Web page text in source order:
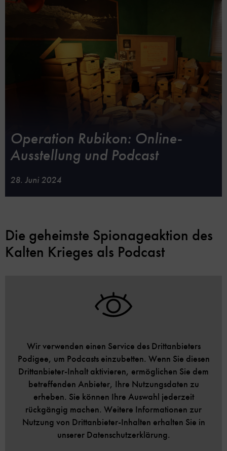
Operation Rubikon: Online-
Ausstellung und Podcast
28. Juni 2024
Die geheimste Spionageaktion des
Kalten Krieges als Podcast
Wir verwenden einen Service des Drittanbieters
Podigee, um Podcasts einzubetten. Wenn Sie diesen
Drittanbieter-Inhalt aktivieren, ermöglichen Sie dem
betreffenden Anbieter, Ihre Nutzungsdaten zu
erheben. Sie können Ihre Auswahl jederzeit
rückgängig machen. Weitere Informationen zur
Nutzung von Drittanbieter-Inhalten erhalten Sie in
unserer Datenschutzerklärung.